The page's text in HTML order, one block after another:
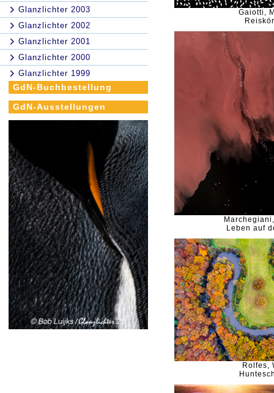
Glanzlichter 2003
Glanzlichter 2002
Glanzlichter 2001
Glanzlichter 2000
Glanzlichter 1999
GdN-Buchbestellung
GdN-Ausstellungen
Gaiotti,
Leben auf
Rolfes,